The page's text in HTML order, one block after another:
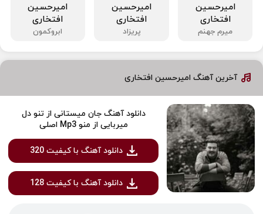
امیرحسین
افتخاری
میرم جهنم
امیرحسین
افتخاری
پریزاد
امیرحسین
افتخاری
ابروکمون
آخرین آهنگ امیرحسین افتخاری
دانلود آهنگ جان میستانی از تنو دل
میربایی از منو Mp3 اصلی
دانلود آهنگ با کیفیت 320
دانلود آهنگ با کیفیت 128